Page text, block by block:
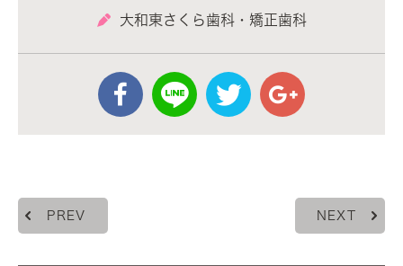
大和東さくら歯科・矯正歯科
PREV NEXT